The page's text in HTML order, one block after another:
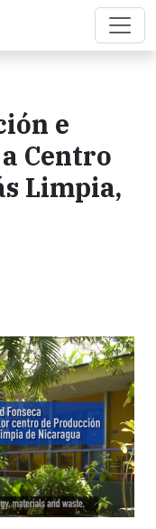
e
Centro
Limpia,